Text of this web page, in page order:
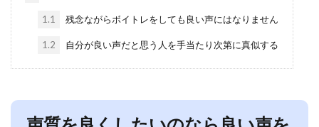
1.1 残念ながらボイトレをしても良い声にはなりません
1.2 自分が良い声だと思う人を手当たり次第に真似する